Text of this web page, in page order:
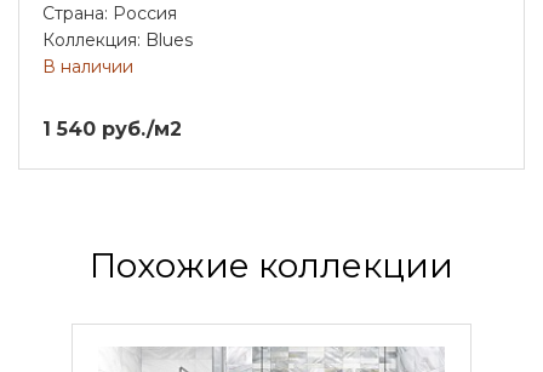
Страна: Россия
Коллекция: Blues
В наличии
1 540 руб./м2
Похожие коллекции